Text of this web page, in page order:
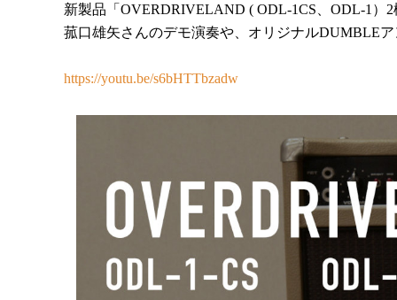
新製品「OVERDRIVELAND ( ODL-1CS、ODL-1）
菰口雄矢さんのデモ演奏や、オリジナルDUMBLE
https://youtu.be/s6bHTTbzadw